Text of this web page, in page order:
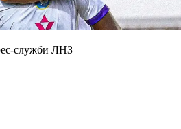
служби ЛНЗ